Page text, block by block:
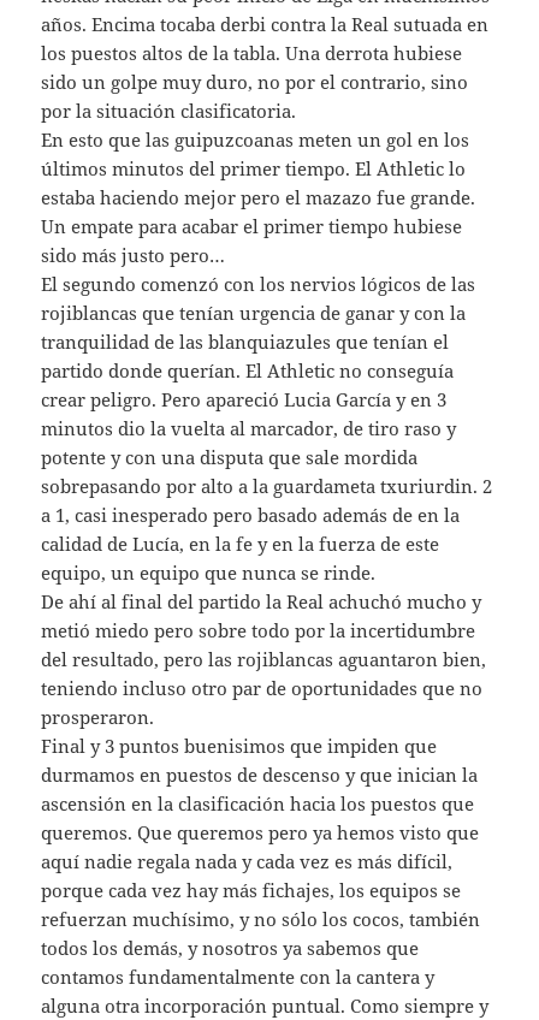
años. Encima tocaba derbi contra la Real sutuada en
los puestos altos de la tabla. Una derrota hubiese
sido un golpe muy duro, no por el contrario, sino
por la situación clasificatoria.
En esto que las guipuzcoanas meten un gol en los
últimos minutos del primer tiempo. El Athletic lo
estaba haciendo mejor pero el mazazo fue grande.
Un empate para acabar el primer tiempo hubiese
sido más justo pero…
El segundo comenzó con los nervios lógicos de las
rojiblancas que tenían urgencia de ganar y con la
tranquilidad de las blanquiazules que tenían el
partido donde querían. El Athletic no conseguía
crear peligro. Pero apareció Lucia García y en 3
minutos dio la vuelta al marcador, de tiro raso y
potente y con una disputa que sale mordida
sobrepasando por alto a la guardameta txuriurdin. 2
a 1, casi inesperado pero basado además de en la
calidad de Lucía, en la fe y en la fuerza de este
equipo, un equipo que nunca se rinde.
De ahí al final del partido la Real achuchó mucho y
metió miedo pero sobre todo por la incertidumbre
del resultado, pero las rojiblancas aguantaron bien,
teniendo incluso otro par de oportunidades que no
prosperaron.
Final y 3 puntos buenisimos que impiden que
durmamos en puestos de descenso y que inician la
ascensión en la clasificación hacia los puestos que
queremos. Que queremos pero ya hemos visto que
aquí nadie regala nada y cada vez es más difícil,
porque cada vez hay más fichajes, los equipos se
refuerzan muchísimo, y no sólo los cocos, también
todos los demás, y nosotros ya sabemos que
contamos fundamentalmente con la cantera y
alguna otra incorporación puntual. Como siempre y